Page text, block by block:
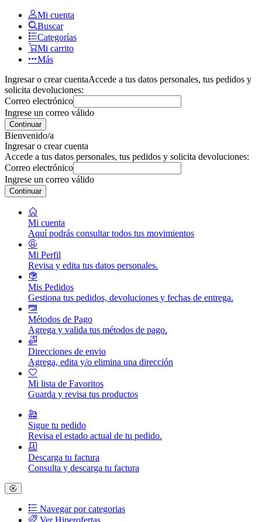
Mi cuenta
Buscar
Categorías
Mi carrito
Más
Ingresar o crear cuentaAccede a tus datos personales, tus pedidos y
solicita devoluciones:
Correo electrónico
Ingrese un correo válido
Continuar
Bienvenido/a
Ingresar o crear cuenta
Accede a tus datos personales, tus pedidos y solicita devoluciones:
Correo electrónico
Ingrese un correo válido
Continuar
Mi cuenta
Aquí podrás consultar todos tus movimientos
Mi Perfil
Revisa y edita tus datos personales.
Mis Pedidos
Gestiona tus pedidos, devoluciones y fechas de entrega.
Métodos de Pago
Agrega y valida tus métodos de pago.
Direcciones de envio
Agrega, edita y/o elimina una dirección
Mi lista de Favoritos
Guarda y revisa tus productos
Sigue tu pedido
Revisa el estado actual de tu pedido.
Descarga tu factura
Consulta y descarga tu factura
Navegar por categorias
Ver Hiperofertas